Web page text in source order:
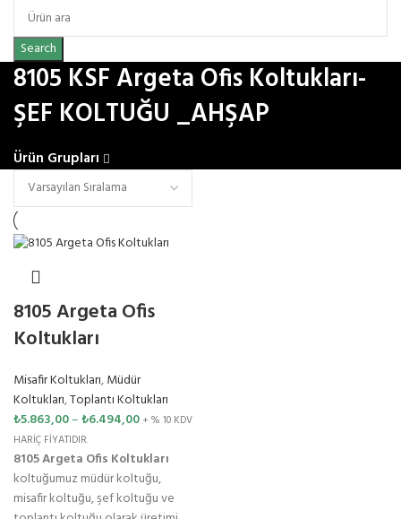
Search
8105 KSF Argeta Ofis Koltukları-
ŞEF KOLTUĞU _AHŞAP
Ürün Grupları
8105 Argeta Ofis
Koltukları
Misafir Koltukları,Müdür
Koltukları,Toplantı Koltukları
₺5.863,00–₺6.494,00 + % 10 KDV
HARİÇ FİYATIDIR.
8105 Argeta Ofis Koltukları
koltuğumuz müdür koltuğu,
misafir koltuğu, şef koltuğu ve